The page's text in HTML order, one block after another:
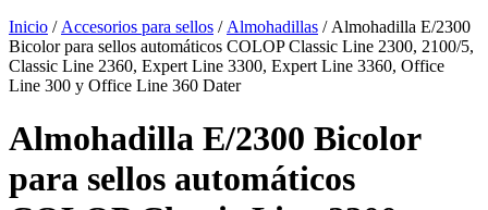
Inicio / Accesorios para sellos / Almohadillas / Almohadilla E/2300
Bicolor para sellos automáticos COLOP Classic Line 2300, 2100/5,
Classic Line 2360, Expert Line 3300, Expert Line 3360, Office
Line 300 y Office Line 360 Dater
Almohadilla E/2300 Bicolor
para sellos automáticos